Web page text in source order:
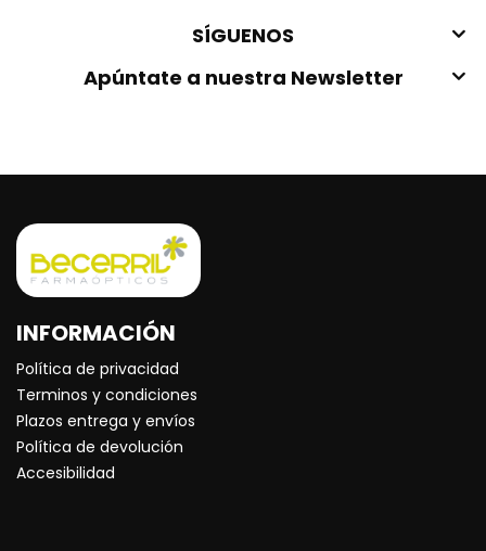
SÍGUENOS
Apúntate a nuestra Newsletter
INFORMACIÓN
Política de privacidad
Terminos y condiciones
Plazos entrega y envíos
Política de devolución
Accesibilidad